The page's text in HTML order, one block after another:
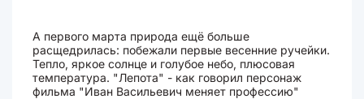
А первого марта природа ещё больше
расщедрилась: побежали первые весенние ручейки.
Тепло, яркое солнце и голубое небо, плюсовая
температура. "Лепота" - как говорил персонаж
фильма "Иван Васильевич меняет профессию"